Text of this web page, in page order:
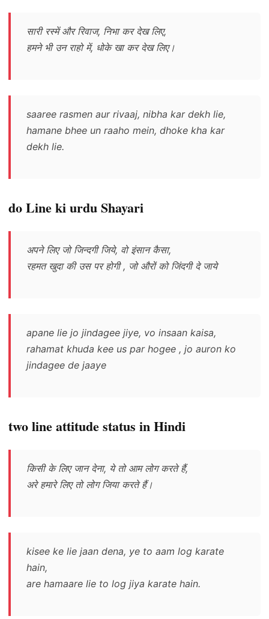
सारी रस्में और रिवाज, निभा कर देख लिए,
हमने भी उन राहो में, धोके खा कर देख लिए।
saaree rasmen aur rivaaj, nibha kar dekh lie,
hamane bhee un raaho mein, dhoke kha kar
dekh lie.
do Line ki urdu Shayari
अपने लिए जो जिन्दगी जिये, वो इंसान कैसा,
रहमत खुदा की उस पर होगी , जो औरों को जिंदगी दे जाये
apane lie jo jindagee jiye, vo insaan kaisa,
rahamat khuda kee us par hogee , jo auron ko
jindagee de jaaye
two line attitude status in Hindi
किसी के लिए जान देना, ये तो आम लोग करते हैं,
अरे हमारे लिए तो लोग जिया करते हैं।
kisee ke lie jaan dena, ye to aam log karate
hain,
are hamaare lie to log jiya karate hain.